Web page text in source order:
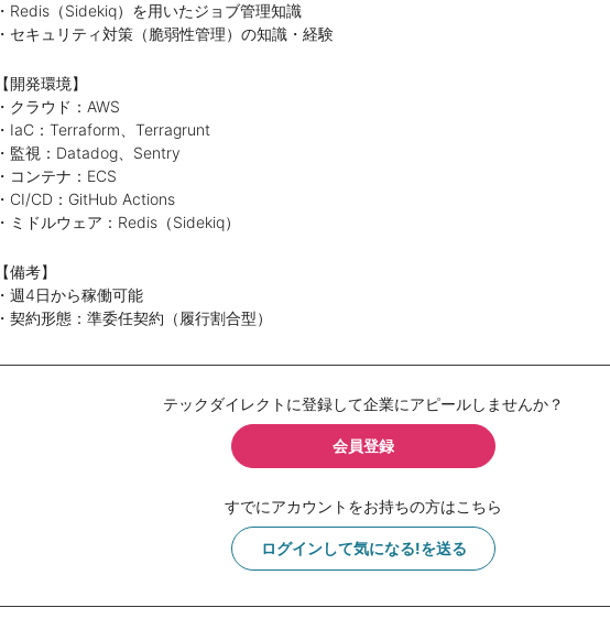
・Redis（Sidekiq）を用いたジョブ管理知識
・セキュリティ対策（脆弱性管理）の知識・経験
【開発環境】
・クラウド：AWS
・IaC：Terraform、Terragrunt
・監視：Datadog、Sentry
・コンテナ：ECS
・CI/CD：GitHub Actions
・ミドルウェア：Redis（Sidekiq）
【備考】
・週4日から稼働可能
・契約形態：準委任契約（履行割合型）
テックダイレクトに登録して企業にアピールしませんか？
会員登録
すでにアカウントをお持ちの方はこちら
ログインして気になる!を送る